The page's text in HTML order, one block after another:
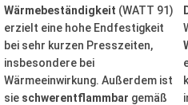
Wärmebeständigkeit (WATT 91)
erzielt eine hohe Endfestigkeit
bei sehr kurzen Presszeiten,
insbesondere bei
Wärmeeinwirkung. Außerdem ist
sie schwerentflammbar gemäß